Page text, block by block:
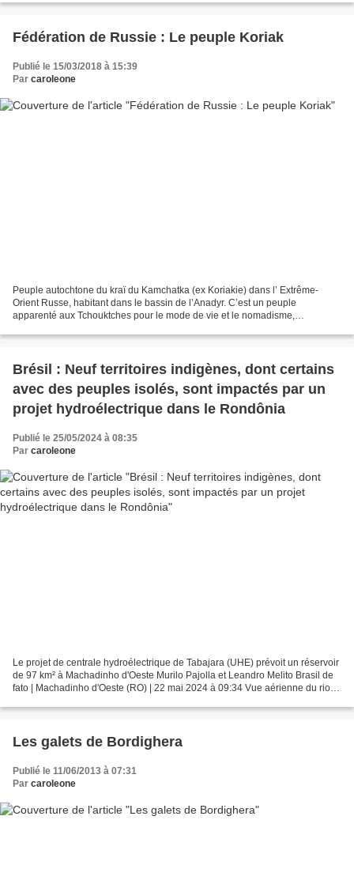
Fédération de Russie : Le peuple Koriak
Publié le 15/03/2018 à 15:39
Par caroleone
Peuple autochtone du kraï du Kamchatka (ex Koriakie) dans l’ Extrême-
Orient Russe, habitant dans le bassin de l’Anadyr. C’est un peuple
apparenté aux Tchouktches pour le mode de vie et le nomadisme,
Brésil : Neuf territoires indigènes, dont certains
avec des peuples isolés, sont impactés par un
projet hydroélectrique dans le Rondônia
Publié le 25/05/2024 à 08:35
Par caroleone
Le projet de centrale hydroélectrique de Tabajara (UHE) prévoit un réservoir
de 97 km² à Machadinho d'Oeste Murilo Pajolla et Leandro Melito Brasil de
fato | Machadinho d'Oeste (RO) | 22 mai 2024 à 09:34 Vue aérienne du rio
Les galets de Bordighera
Publié le 11/06/2013 à 07:31
Par caroleone